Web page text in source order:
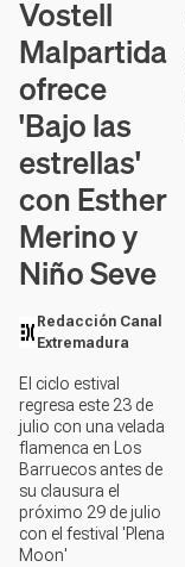
Vostell
Malpartida
ofrece
'Bajo las
estrellas'
con Esther
Merino y
Niño Seve
Redacción Canal
Extremadura
El ciclo estival
regresa este 23 de
julio con una velada
flamenca en Los
Barruecos antes de
su clausura el
próximo 29 de julio
con el festival 'Plena
Moon'